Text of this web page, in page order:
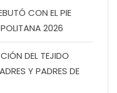
CON EL PIE
2026
DEL TEJIDO
Y PADRES DE